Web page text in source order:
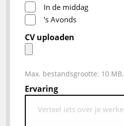
In de middag
's Avonds
CV uploaden
Max. bestandsgrootte: 10 MB.
Ervaring